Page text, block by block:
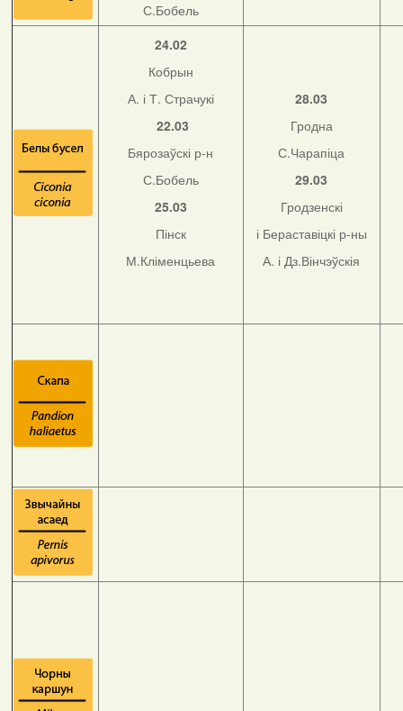
С.Бобель
24.02
Кобрын
А. і Т. Страчукі
22.03
Бярозаўскі р-н
С.Бобель
25.03
Пінск
М.Кліменцьева
28.03
Гродна
С.Чарапіца
29.03
Гродзенскі
і Бераставіцкі р-ны
А. і Дз.Вінчэўскія